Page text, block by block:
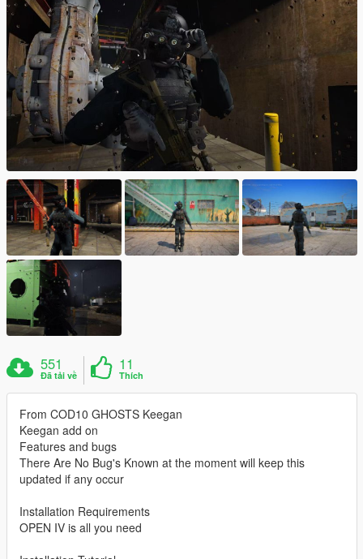
551
Đã tải về
11
Thích
From COD10 GHOSTS Keegan
Keegan add on
Features and bugs
There Are No Bug's Known at the moment will keep this
updated if any occur
Installation Requirements
OPEN IV is all you need